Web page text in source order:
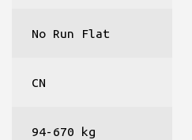
No Run Flat
CN
94-670 kg